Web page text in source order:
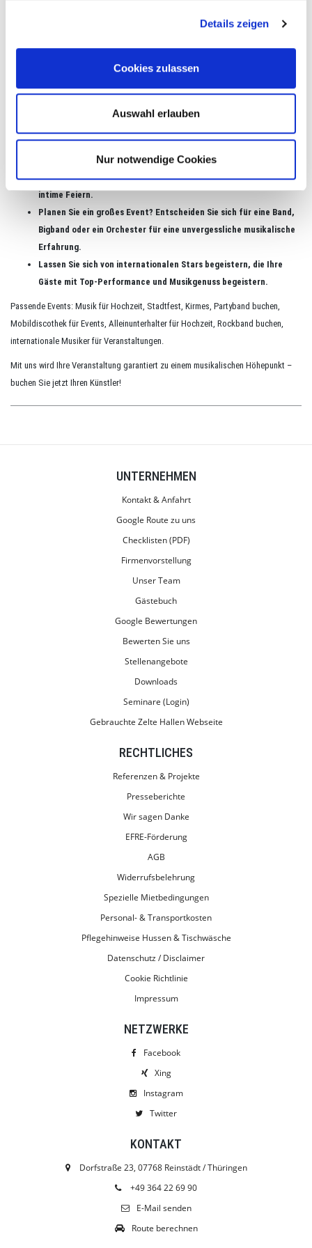
Details zeigen
Cookies zulassen
Auswahl erlauben
Nur notwendige Cookies
Rocktheater & Showbands:Kombinieren Musik mit Comedy und
Buchen Sie Künstler für Ihre Veranstaltung
Wir helfen Ihnen dabei, die perfekte musikalische Begleitung für Ihre
Veranstaltung zu finden. Ob Sie eine regionale Band oder internationale Stars
Buchen Sie einen Alleinunterhalter, ein Duo oder Trio für kleinere,
intime Feiern.
Planen Sie ein großes Event? Entscheiden Sie sich für eine Band,
Bigband oder ein Orchester für eine unvergessliche musikalische
Erfahrung.
Lassen Sie sich von internationalen Stars begeistern, die Ihre
Gäste mit Top-Performance und Musikgenuss begeistern.
Passende Events: Musik für Hochzeit, Stadtfest, Kirmes, Partyband buchen,
Mobildiscothek für Events, Alleinunterhalter für Hochzeit, Rockband buchen,
internationale Musiker für Veranstaltungen.
Mit uns wird Ihre Veranstaltung garantiert zu einem musikalischen Höhepunkt –
buchen Sie jetzt Ihren Künstler!
UNTERNEHMEN
Kontakt & Anfahrt
Google Route zu uns
Checklisten (PDF)
Firmenvorstellung
Unser Team
Gästebuch
Google Bewertungen
Bewerten Sie uns
Stellenangebote
Downloads
Seminare (Login)
Gebrauchte Zelte Hallen Webseite
RECHTLICHES
Referenzen & Projekte
Presseberichte
Wir sagen Danke
EFRE-Förderung
AGB
Widerrufsbelehrung
Spezielle Mietbedingungen
Personal- & Transportkosten
Pflegehinweise Hussen & Tischwäsche
Datenschutz / Disclaimer
Cookie Richtlinie
Impressum
NETZWERKE
Facebook
Xing
Instagram
Twitter
KONTAKT
Dorfstraße 23, 07768 Reinstädt / Thüringen
+49 364 22 69 90
E-Mail senden
Route berechnen